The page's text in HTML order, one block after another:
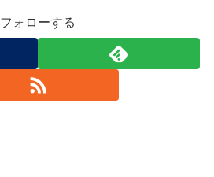
フォローする